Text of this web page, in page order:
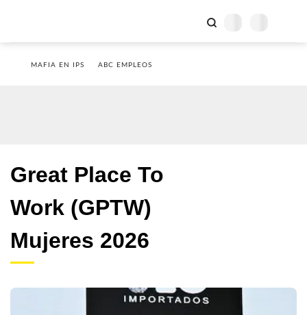
MAFIA EN IPS ABC EMPLEOS
Great Place To
Work (GPTW)
Mujeres 2026